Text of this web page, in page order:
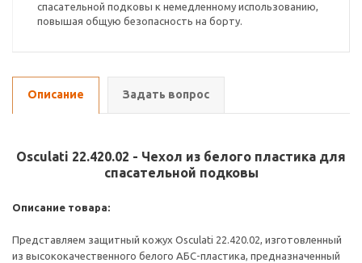
спасательной подковы к немедленному использованию,
повышая общую безопасность на борту.
Описание Задать вопрос
Osculati 22.420.02 - Чехол из белого пластика для
спасательной подковы
Описание товара:
Представляем защитный кожух Osculati 22.420.02, изготовленный
из высококачественного белого АБС-пластика, предназначенный